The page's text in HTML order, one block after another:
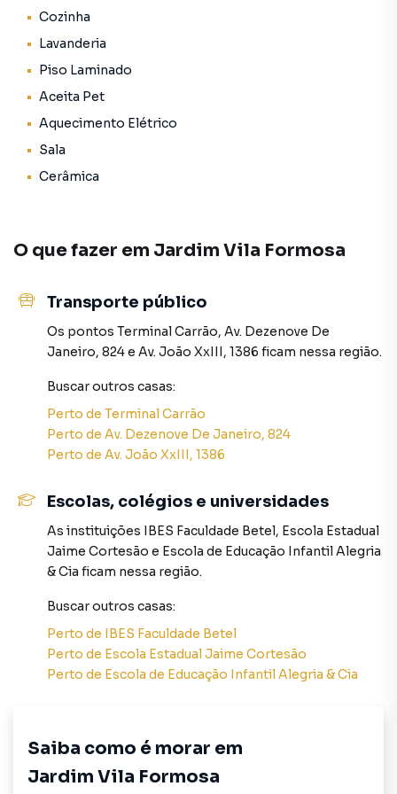
O terreno é bem aproveitado, com estrutura sólida, ótimo
variado, escolas, mercados e linhas de transporte coletivo.
Distribuição das residências: conforto e funcionalidade
Casa 1:
A primeira casa oferece um excelente espaço com:
Sala
Cozinha funcional
1 banheiro
Lavanderia
Conta com bom acabamento, com piso laminado e
cerâmica , ambientes ventilados e iluminados, prontos
Casa 2:
A segunda residência é compacta, mas distribuída:
1 dormitório
Cozinha
1 banheiro
geração de renda com aluguel. Acabamento em piso
cerâmico, fácil de limpar e com boa resistência.
Cozinha
Lavanderia
Piso Laminado
Aceita Pet
Aquecimento Elétrico
Sala
Cerâmica
O que fazer em Jardim Vila Formosa
Transporte público
Os pontos Terminal Carrão, Av. Dezenove De
Janeiro, 824e Av. João XxIII, 1386 ficam nessa região.
Buscar outros casas:
Perto de Terminal Carrão
Perto de Av. Dezenove De Janeiro, 824
Perto de Av. João XxIII, 1386
Escolas, colégios e universidades
As instituições IBES Faculdade Betel, Escola Estadual
Jaime Cortesão e Escola de Educação Infantil Alegria
& Cia ficam nessa região.
Buscar outros casas:
Perto de IBES Faculdade Betel
Perto de Escola Estadual Jaime Cortesão
Perto de Escola de Educação Infantil Alegria & Cia
Saiba como é morar em
Jardim Vila Formosa